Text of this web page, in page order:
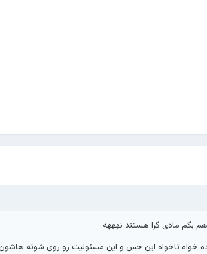
بگم مادی گرا هستند نهههه
خواه ناخواه این حس و این مسئولیت رو روی شونه